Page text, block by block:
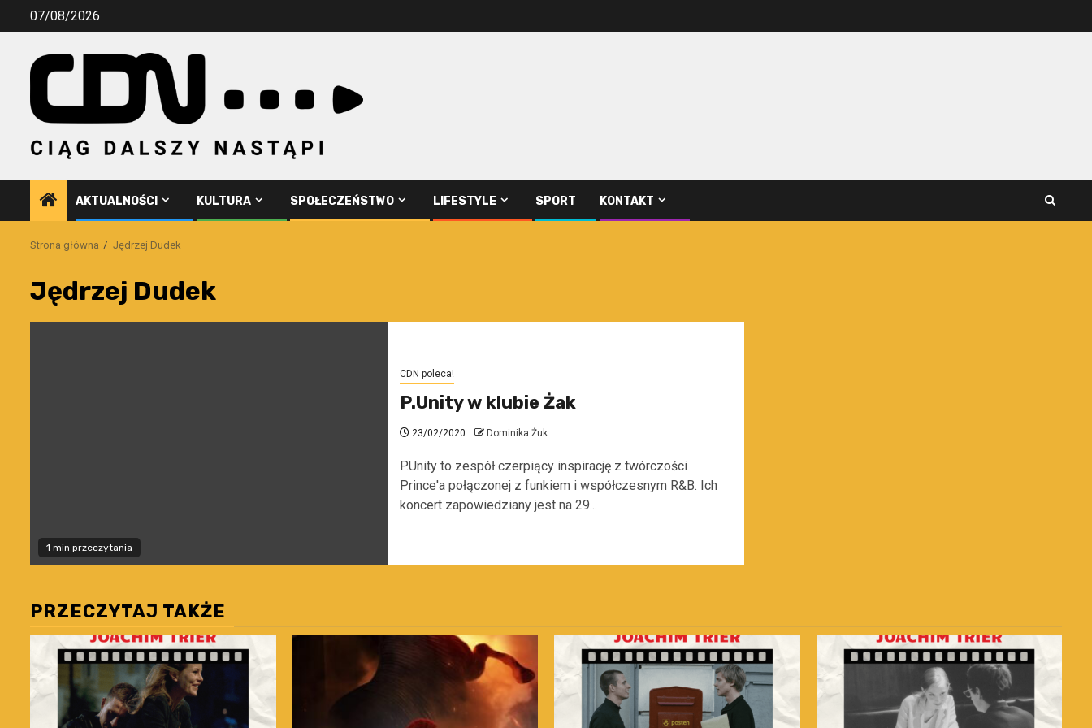
Przejdź07/08/2026
AKTUALNOŚCI KULTURA SPOŁECZEŃSTWO LIFESTYLE SPORT KONTAKT
Strona główna Jędrzej Dudek
Jędrzej Dudek
1 min przeczytania
CDN poleca!
P.Unity w klubie Żak
23/02/2020 Dominika Żuk
P.Unity to zespół czerpiący inspirację z twórczości
Prince'a połączonej z funkiem i współczesnym R&B. Ich
koncert zapowiedziany jest na 29...
PRZECZYTAJ TAKŻE